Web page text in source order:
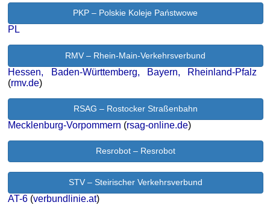
PKP – Polskie Koleje Państwowe
PL
RMV – Rhein-Main-Verkehrsverbund
Hessen, Baden-Württemberg, Bayern, Rheinland-Pfalz
(rmv.de)
RSAG – Rostocker Straßenbahn
Mecklenburg-Vorpommern (rsag-online.de)
Resrobot – Resrobot
STV – Steirischer Verkehrsverbund
AT-6 (verbundlinie.at)